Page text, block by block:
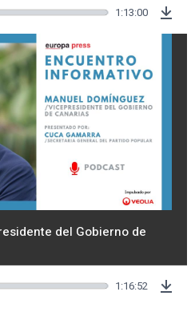
1:13:00
del Gobierno de
1:16:52